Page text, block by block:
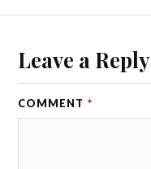
Leave a Reply
COMMENT *